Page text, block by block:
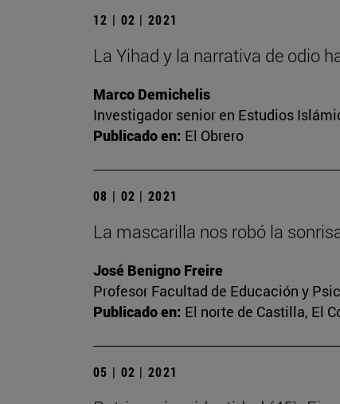
12 | 02 | 2021
La Yihad y la narrativa de odio
Marco Demichelis
Investigador senior en Estudios
Publicado en: El Obrero
08 | 02 | 2021
La mascarilla nos robó la
José Benigno Freire
Profesor Facultad de Educación y
Publicado en: El norte de Castilla, El
05 | 02 | 2021